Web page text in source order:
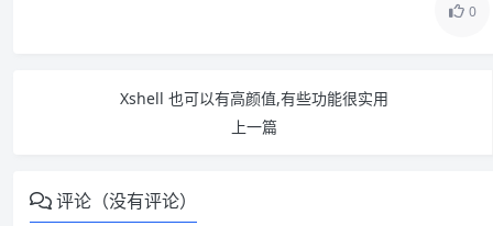
0
Xshell 也可以有高颜值,有些功能很实用
上一篇
评论（没有评论）